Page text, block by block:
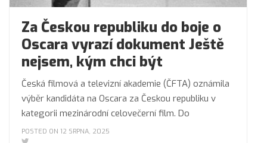
Za Českou republiku do boje o
Oscara vyrazí dokument Ještě
nejsem, kým chci být
Česká filmová a televizní akademie (ČFTA) oznámila
výběr kandidáta na Oscara za Českou republiku v
kategorii mezinárodní celovečerní film. Do
POSTED ON 12 SRPNA, 2025